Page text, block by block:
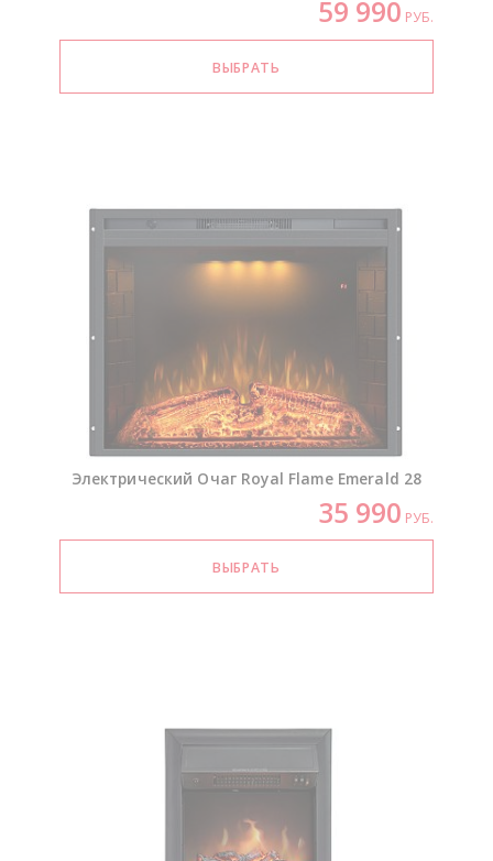
59 990 РУБ.
Электрический Очаг Royal Flame Emerald 28
35 990 РУБ.